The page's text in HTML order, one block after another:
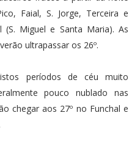
Faial, S. Jorge, Terceira e
Miguel e Santa Maria). As
ultrapassar os 26º.
períodos de céu muito
pouco nublado nas
chegar aos 27º no Funchal e